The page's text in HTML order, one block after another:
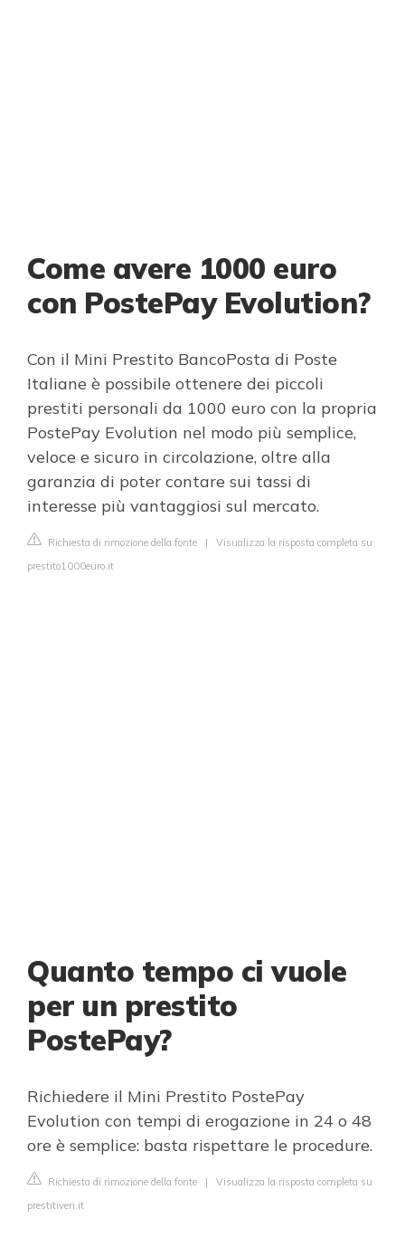
Come avere 1000 euro
con PostePay Evolution?
Con il Mini Prestito BancoPosta di Poste
Italiane è possibile ottenere dei piccoli
prestiti personali da 1000 euro con la propria
PostePay Evolution nel modo più semplice,
veloce e sicuro in circolazione, oltre alla
garanzia di poter contare sui tassi di
interesse più vantaggiosi sul mercato.
Richiesta di rimozione della fonte | Visualizza la risposta completa su
prestito1000euro.it
Quanto tempo ci vuole
per un prestito
PostePay?
Richiedere il Mini Prestito PostePay
Evolution con tempi di erogazione in 24 o 48
ore è semplice: basta rispettare le procedure.
Richiesta di rimozione della fonte | Visualizza la risposta completa su
prestitiveri.it